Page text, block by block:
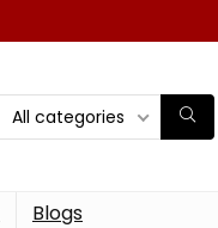
All categories
Blogs